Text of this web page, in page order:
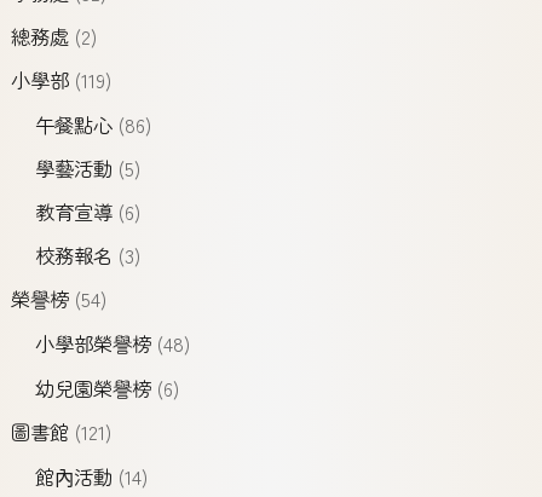
總務處(2)
小學部(119)
午餐點心(86)
學藝活動 (5)
教育宣導(6)
校務報名 (3)
榮譽榜(54)
小學部榮譽榜(48)
幼兒園榮譽榜(6)
圖書館(121)
館內活動 (14)